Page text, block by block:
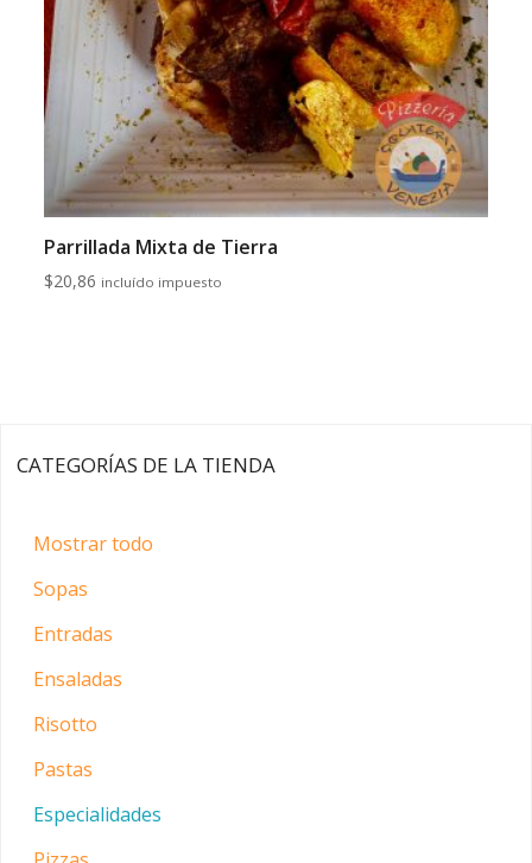
Parrillada Mixta de Tierra
$20,86 incluído impuesto
CATEGORÍAS DE LA TIENDA
Mostrar todo
Sopas
Entradas
Ensaladas
Risotto
Pastas
Especialidades